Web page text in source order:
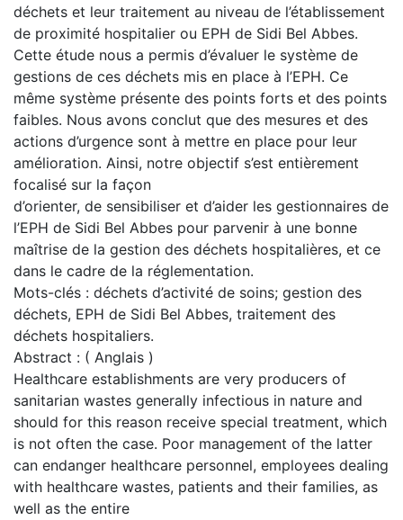
déchets et leur traitement au niveau de l’établissement
de proximité hospitalier ou EPH de Sidi Bel Abbes.
Cette étude nous a permis d’évaluer le système de
gestions de ces déchets mis en place à l’EPH. Ce
même système présente des points forts et des points
faibles. Nous avons conclut que des mesures et des
actions d’urgence sont à mettre en place pour leur
amélioration. Ainsi, notre objectif s’est entièrement
focalisé sur la façon
d’orienter, de sensibiliser et d’aider les gestionnaires de
l’EPH de Sidi Bel Abbes pour parvenir à une bonne
maîtrise de la gestion des déchets hospitalières, et ce
dans le cadre de la réglementation.
Mots-clés : déchets d’activité de soins; gestion des
déchets, EPH de Sidi Bel Abbes, traitement des
déchets hospitaliers.
Abstract : ( Anglais )
Healthcare establishments are very producers of
sanitarian wastes generally infectious in nature and
should for this reason receive special treatment, which
is not often the case. Poor management of the latter
can endanger healthcare personnel, employees dealing
with healthcare wastes, patients and their families, as
well as the entire